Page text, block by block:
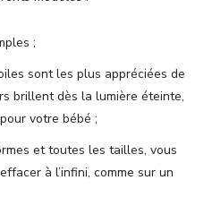
;
sont les plus appréciées de
brillent dès la lumière éteinte,
votre bébé ;
et toutes les tailles, vous
à l’infini, comme sur un